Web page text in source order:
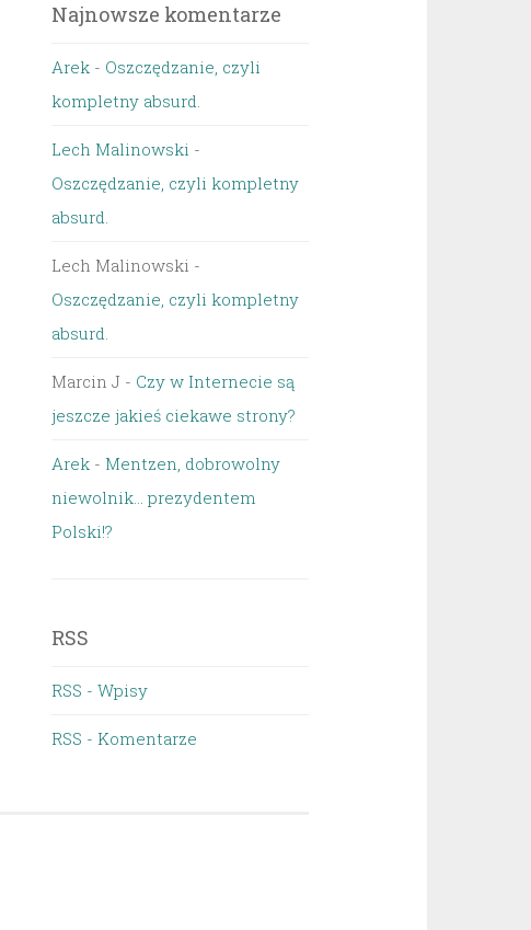
Najnowsze komentarze
Arek - Oszczędzanie, czyli
kompletny absurd.
Lech Malinowski -
Oszczędzanie, czyli kompletny
absurd.
Lech Malinowski -
Oszczędzanie, czyli kompletny
absurd.
Marcin J - Czy w Internecie są
jeszcze jakieś ciekawe strony?
Arek - Mentzen, dobrowolny
niewolnik… prezydentem
Polski!?
RSS
RSS - Wpisy
RSS - Komentarze